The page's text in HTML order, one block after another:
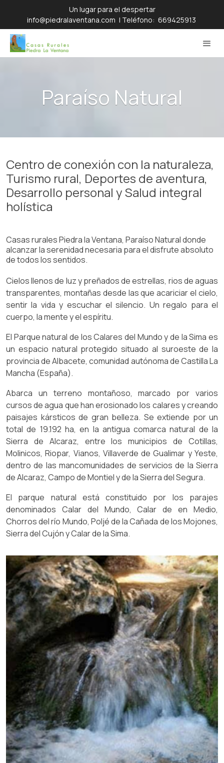
Un lugar para el despertar
info@piedralaventana.com | Teléfono: 669425913
Paraíso Natural
Centro de conexión con la naturaleza,
Turismo rural, Deportes de aventura,
Desarrollo personal y Salud integral
holística
Casas rurales Piedra la Ventana, Paraíso Natural donde
alcanzar la serenidad necesaria para el disfrute absoluto
de todos los sentidos.
Cielos llenos de luz y preñados de estrellas, rios de aguas
transparentes, montañas desde las que acariciar el cielo,
sentir la vida y escuchar el silencio. Un regalo para el
cuerpo, la mente y el espíritu.
El Parque natural de los Calares del Mundo y de la Sima es
un espacio natural protegido situado al suroeste de la
provincia de Albacete, comunidad autónoma de Castilla La
Mancha (España).
Abarca un terreno montañoso, marcado por varios
cursos de agua que han erosionado los calares y creando
paisajes kársticos de gran belleza. Se extiende por un
total de 19.192 ha, en la antigua comarca natural de la
Sierra de Alcaraz, entre los municipios de Cotillas,
Molinicos, Riopar, Vianos, Villaverde de Gualimar y Yeste,
dentro de las mancomunidades de servicios de la Sierra
de Alcaraz, Campo de Montiel y de la Sierra del Segura.
El parque natural está constituido por los parajes
denominados Calar del Mundo, Calar de en Medio,
Chorros del río Mundo, Poljé de la Cañada de los Mojones,
Sierra del Cujón y Calar de la Sima.